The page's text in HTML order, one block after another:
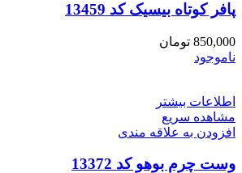
پافر کوتاه بیسیک کد 13459
850,000 تومان
ناموجود
اطلاعات بیشتر
مشاهده سریع
افزودن به علاقه مندی
وست چرم بوهو کد 13372